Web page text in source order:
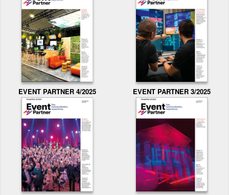
EVENT PARTNER 4/2025 EVENT PARTNER 3/2025